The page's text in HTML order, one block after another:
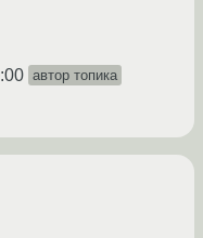
автор топика